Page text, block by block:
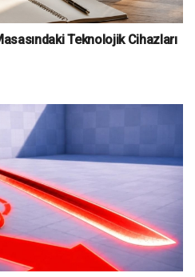
Teknolojik Cihazları